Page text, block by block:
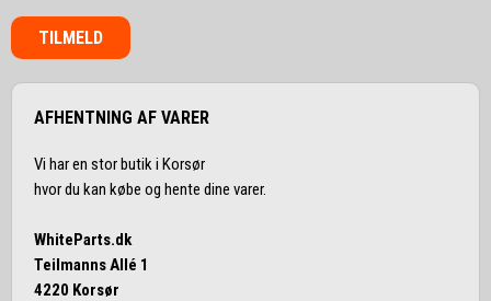
TILMELD
AFHENTNING AF VARER
Vi har en stor butik i Korsør
hvor du kan købe og hente dine varer.
WhiteParts.dk
Teilmanns Allé 1
4220 Korsør